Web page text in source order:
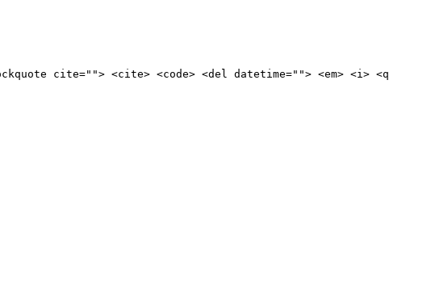
cite=""> <cite> <code> <del datetime=""> <em> <i> <q